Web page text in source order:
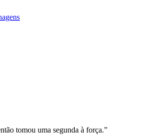
tomou uma segunda à força.”